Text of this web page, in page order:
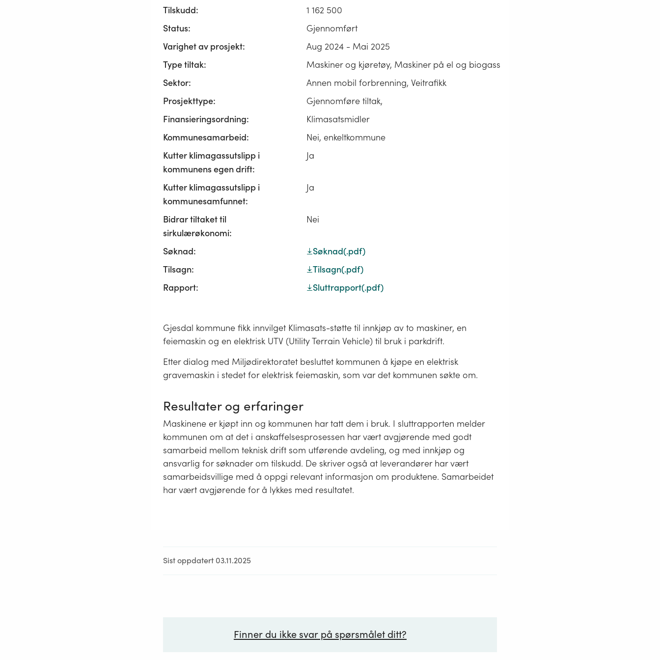
Tilskudd:
1 162 500
Status:
Gjennomført
Varighet av prosjekt:
Aug 2024 - Mai 2025
Type tiltak:
Maskiner og kjøretøy, Maskiner på el og biogass
Sektor:
Annen mobil forbrenning, Veitrafikk
Prosjekttype:
Gjennomføre tiltak,
Finansieringsordning:
Klimasatsmidler
Kommunesamarbeid:
Nei, enkeltkommune
Kutter klimagassutslipp i
kommunens egen drift:
Ja
Kutter klimagassutslipp i
kommunesamfunnet:
Ja
Bidrar tiltaket til
sirkulærøkonomi:
Nei
Søknad: Søknad(.pdf)
Tilsagn:
Tilsagn(.pdf)
Rapport:
Sluttrapport(.pdf)
Gjesdal kommune fikk innvilget Klimasats-støtte til innkjøp av to maskiner, en
feiemaskin og en elektrisk UTV (Utility Terrain Vehicle) til bruk i parkdrift.
Etter dialog med Miljødirektoratet besluttet kommunen å kjøpe en elektrisk
gravemaskin i stedet for elektrisk feiemaskin, som var det kommunen søkte om.
Resultater og erfaringer
Maskinene er kjøpt inn og kommunen har tatt dem i bruk. I sluttrapporten melder
kommunen om at det i anskaffelsesprosessen har vært avgjørende med godt
samarbeid mellom teknisk drift som utførende avdeling, og med innkjøp og
ansvarlig for søknader om tilskudd. De skriver også at leverandører har vært
samarbeidsvillige med å oppgi relevant informasjon om produktene. Samarbeidet
har vært avgjørende for å lykkes med resultatet.
Sist oppdatert 03.11.2025
Finner du ikke svar på spørsmålet ditt?